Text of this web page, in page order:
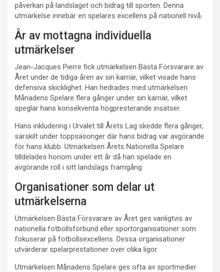
påverkan på landslaget och bidrag till sporten. Denna
utmärkelse innebär en spelares excellens på nationell nivå.
År av mottagna individuella
utmärkelser
Jean-Jacques Pierre fick utmärkelsen Bästa Försvarare av
Året under de tidiga åren av sin karriär, vilket visade hans
defensiva skicklighet. Han hedrades med utmärkelsen
Månadens Spelare flera gånger under sin karriär, vilket
speglar hans konsekventa högpresterande insatser.
Hans inkludering i Urvalet till Årets Lag skedde flera gånger,
särskilt under toppsäsonger där hans bidrag var avgörande
för hans klubb. Utmärkelsen Årets Nationella Spelare
tilldelades honom under ett år då han spelade en
avgörande roll i sitt landslags framgång.
Organisationer som delar ut
utmärkelserna
Utmärkelsen Bästa Försvarare av Året ges vanligtvis av
nationella fotbollsförbund eller sportorganisationer som
fokuserar på fotbollsexcellens. Dessa organisationer
utvärderar spelarprestationer över olika ligor.
Utmärkelsen Månadens Spelare ges ofta av sportmedier